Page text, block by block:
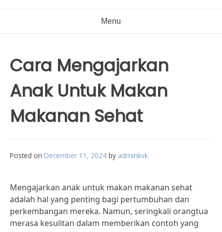
Menu
Cara Mengajarkan
Anak Untuk Makan
Makanan Sehat
Posted on December 11, 2024 by adminkvk
Mengajarkan anak untuk makan makanan sehat
adalah hal yang penting bagi pertumbuhan dan
perkembangan mereka. Namun, seringkali orangtua
merasa kesulitan dalam memberikan contoh yang